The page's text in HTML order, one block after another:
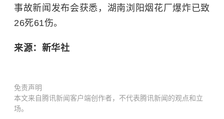
事故新闻发布会获悉，湖南浏阳烟花厂爆炸已致
26死61伤。
来源：新华社
免责声明
本文来自腾讯新闻客户端创作者，不代表腾讯新闻的观点和立
场。